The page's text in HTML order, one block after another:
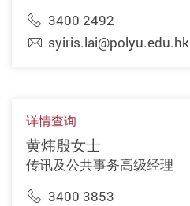
3400 2492
syiris.lai@polyu.edu.hk
详情查询
黄炜殷女士
传讯及公共事务高级经理
3400 3853